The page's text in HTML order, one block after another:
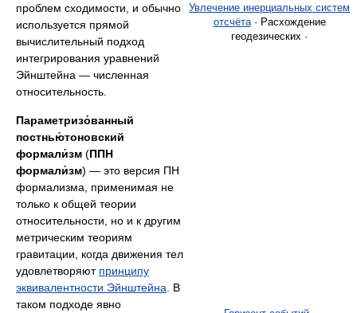
Увлечение инерциальных систем
отсчёта· Расхождение
геодезических ·
проблем сходимости, и обычно
используется прямой
вычислительный подход
интегрирования уравнений
Эйнштейна — численная
относительность.
Параметризо́ванный
постнью́тоновский
формали́зм (ППН
формали́зм) — это версия ПН
формализма, применимая не
только к общей теории
относительности, но и к другим
метрическим теориям
гравитации, когда движения тел
удовлетворяют принципу
эквивалентности Эйнштейна . В
таком подходе явно